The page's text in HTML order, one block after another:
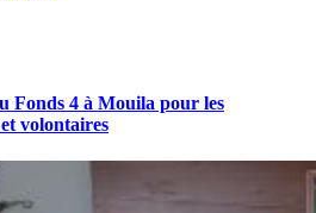
Fonds 4 à Mouila pour les
volontaires